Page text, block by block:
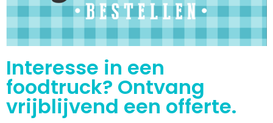
Interesse in een
foodtruck? Ontvang
vrijblijvend een offerte.